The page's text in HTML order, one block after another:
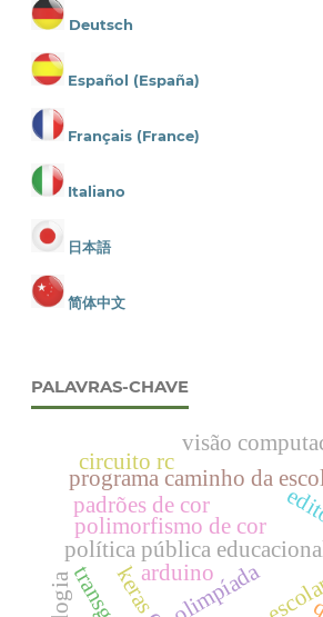
Deutsch
Español (España)
Français (France)
Italiano
日本語
简体中文
PALAVRAS-CHAVE
olimpíada
política pública
programa caminho da
padrões de cor
polimorfismo de cor
visão
kerasarduino
circuito rc